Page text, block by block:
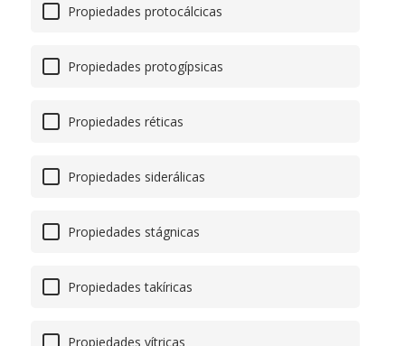
Propiedades protocálcicas
Propiedades protogípsicas
Propiedades réticas
Propiedades siderálicas
Propiedades stágnicas
Propiedades takíricas
Propiedades vítricas